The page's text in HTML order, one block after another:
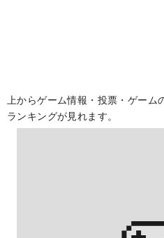
上からゲーム情報・投票・ゲー
ランキングが見れます。